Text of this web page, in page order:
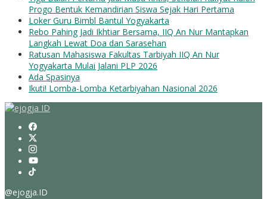
Progo Bentuk Kemandirian Siswa Sejak Hari Pertama
Loker Guru Bimbl Bantul Yogyakarta
Rebo Pahing Jadi Ikhtiar Bersama, IIQ An Nur Mantapkan
Langkah Lewat Doa dan Sarasehan
Ratusan Mahasiswa Fakultas Tarbiyah IIQ An Nur
Yogyakarta Mulai Jalani PLP 2026
Ada Spasinya
Ikuti! Lomba-Lomba Ketarbiyahan Nasional 2026
@ejogja.ID